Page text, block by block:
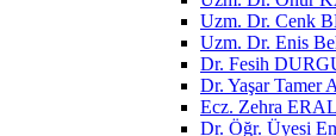
Uzm. Dr. Cenk
Uzm. Dr. Enis
Dr. Fesih
Dr. Yaşar Tamer
Ecz. Zehra
Dr. Öğr. Üyesi